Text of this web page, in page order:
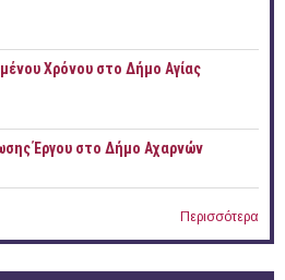
Χρόνου στο Δήμο Αγίας
Έργου στο Δήμο Αχαρνών
Περισσότερα